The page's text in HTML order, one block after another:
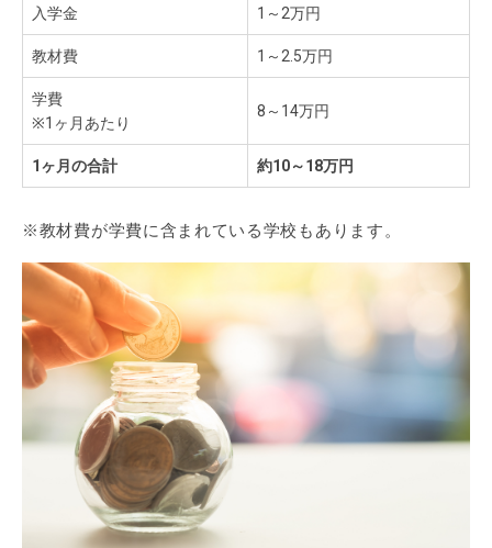
入学金 1～2万円
教材費 1～2.5万円
学費
※1ヶ月あたり
8～14万円
1ヶ月の合計 約10～18万円
※教材費が学費に含まれている学校もあります。